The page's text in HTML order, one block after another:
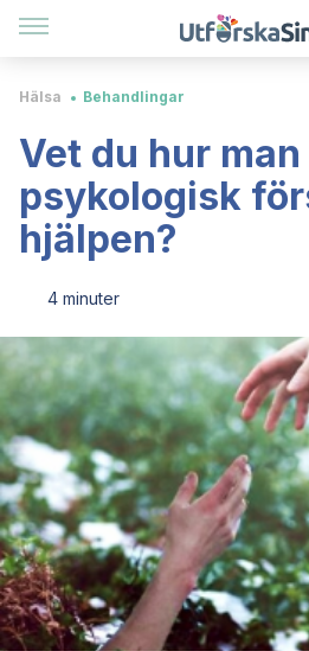
Hälsa Behandlingar
Vet du hur
psykologisk
hjälpen?
4 minuter